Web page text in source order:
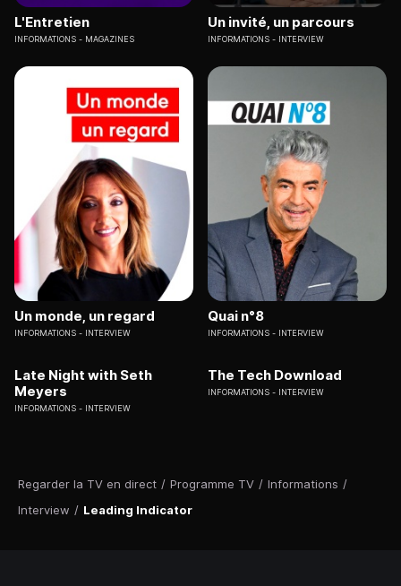
Regarder la TV en direct / Programme TV / Informations /
Interview / Leading Indicator
L'Entretien
INFORMATIONS MAGAZINES
Un invité, un parcours
INFORMATIONS INTERVIEW
Un monde, un regard
INFORMATIONS INTERVIEW
Quai n°8
INFORMATIONS INTERVIEW
Late Night with Seth
Meyers
INFORMATIONS INTERVIEW
The Tech Download
INFORMATIONS INTERVIEW